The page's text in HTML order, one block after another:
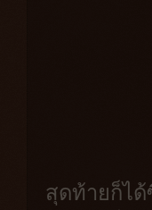
สุดท้ายก็ได้